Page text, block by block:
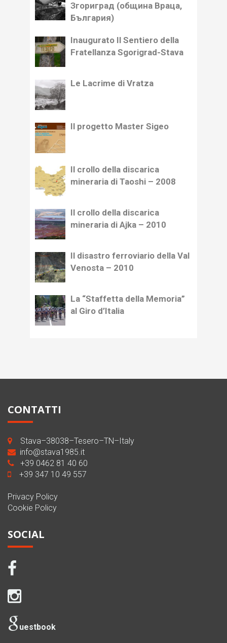
Згориград (община Враца,
България)
Inaugurato Il Sentiero della
Fratellanza Sgorigrad-Stava
Le Lacrime di Vratza
Il progetto Master Sigeo
Il crollo della discarica
mineraria di Taoshi – 2008
Il crollo della discarica
mineraria di Ajka – 2010
Il disastro ferroviario della Val
Venosta – 2010
La “Staffetta della Memoria”
al Giro d’Italia
CONTATTI
Stava–38038–Tesero–TN–Italy
info@stava1985.it
+39 0462 81 40 60
+39 347 10 49 557
Privacy Policy
Cookie Policy
SOCIAL
uestbook